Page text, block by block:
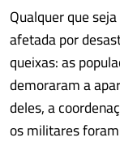
Qualquer que
afetada por
queixas: as
demoraram a
deles, a
os militares